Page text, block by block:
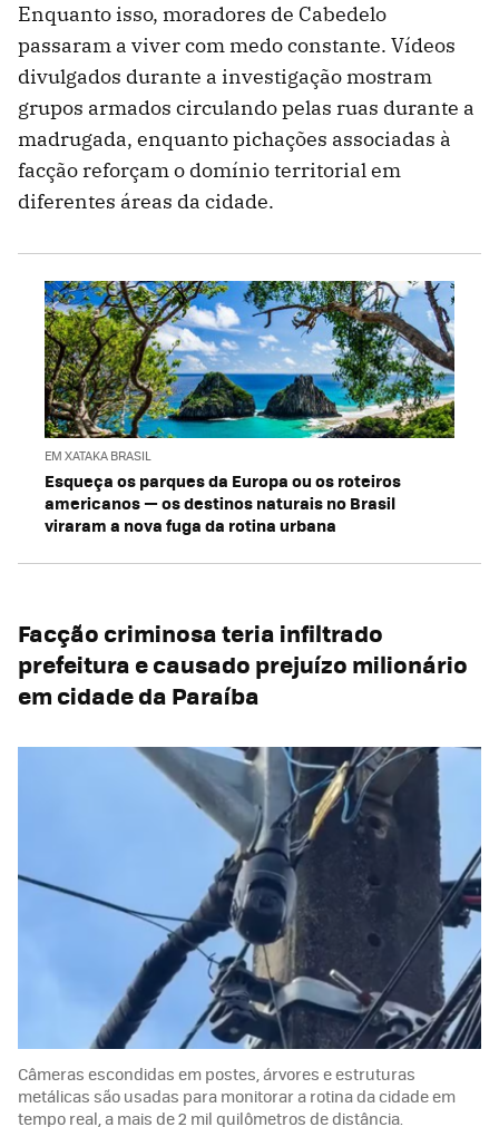
Enquanto isso, moradores de Cabedelo
passaram a viver com medo constante. Vídeos
divulgados durante a investigação mostram
grupos armados circulando pelas ruas durante a
madrugada, enquanto pichações associadas à
facção reforçam o domínio territorial em
diferentes áreas da cidade.
EM XATAKA BRASIL
Esqueça os parques da Europa ou os roteiros
americanos — os destinos naturais no Brasil
viraram a nova fuga da rotina urbana
Facção criminosa teria infiltrado
prefeitura e causado prejuízo milionário
em cidade da Paraíba
Câmeras escondidas em postes, árvores e estruturas
metálicas são usadas para monitorar a rotina da cidade em
tempo real, a mais de 2 mil quilômetros de distância.